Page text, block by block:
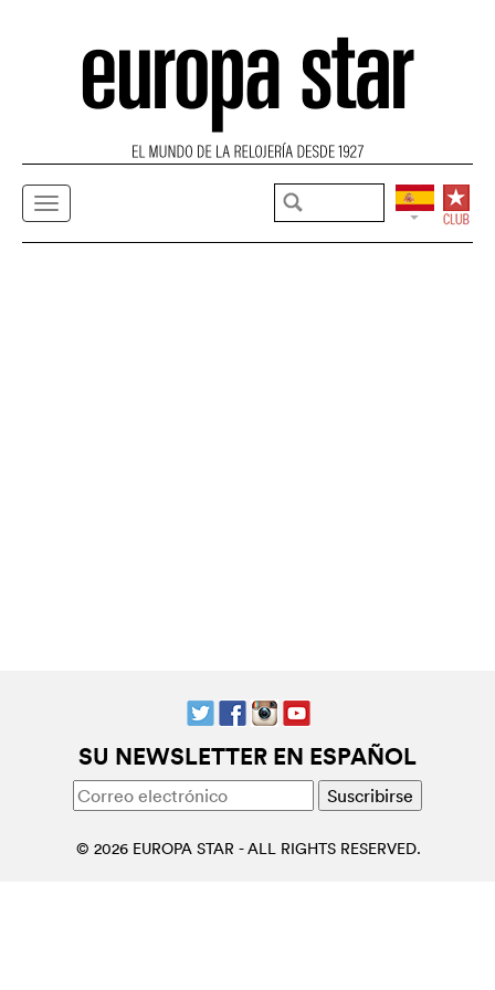
SU NEWSLETTER EN ESPAÑOL
© 2026 EUROPA STAR - ALL RIGHTS RESERVED.